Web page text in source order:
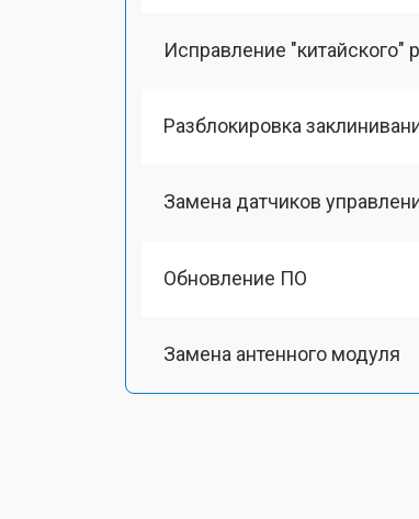
Исправление "китайского"
Разблокировка
Замена датчиков
Обновление ПО
Замена антенного модуля